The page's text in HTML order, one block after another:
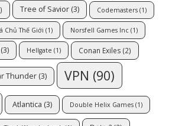
Tree of Savior (3) Codemasters (1)
Chủ Thế Giới (1) Norsfell Games Inc (1)
(3) Hellgate (1) Conan Exiles (2)
Thunder (3) VPN (90)
Atlantica (3) Double Helix Games (1)